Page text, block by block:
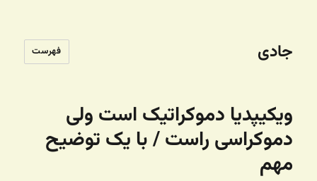
جادی فهرست
ویکیپدیا دموکراتیک است ولی
دموکراسی راست / با یک توضیح
مهم